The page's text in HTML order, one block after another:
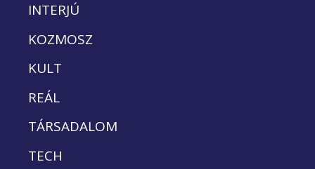
INTERJÚ
KOZMOSZ
KULT
REÁL
TÁRSADALOM
TECH